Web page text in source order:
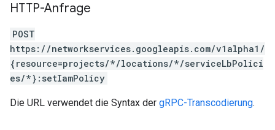
HTTP-Anfrage
POST
https://networkservices.googleapis.com/v1alpha1/
{resource=projects/*/locations/*/serviceLbPolici
es/*}:setIamPolicy
Die URL verwendet die Syntax der gRPC-Transcodierung.